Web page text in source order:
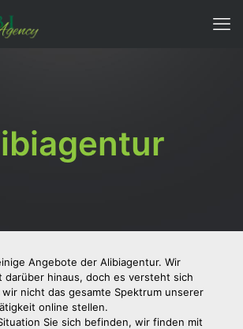
Angebote der Alibiagentur. Wir
darüber hinaus, doch es versteht sich
nicht das gesamte Spektrum unserer
online stellen.
Sie sich befinden, wir finden mit